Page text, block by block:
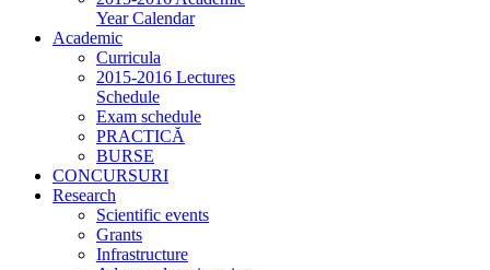
Year Calendar
Academic
Curricula
2015-2016 Lectures
Schedule
Exam schedule
PRACTICĂ
BURSE
CONCURSURI
Research
Scientific events
Grants
Infrastructure